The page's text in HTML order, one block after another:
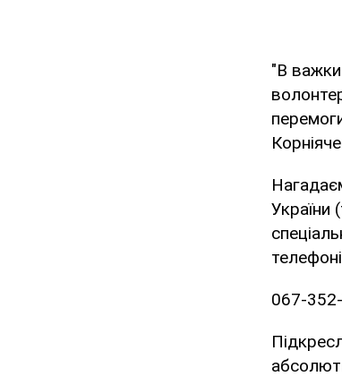
"В
України
067-